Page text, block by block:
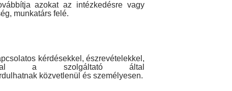
azokat az intézkedésre vagy
munkatárs felé.
kérdésekkel, észrevételekkel,
a szolgáltató által
közvetlenül és személyesen.